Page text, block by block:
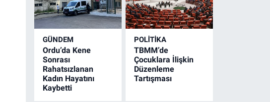
GÜNDEM
Ordu’da Kene
Sonrası
Rahatsızlanan
Kadın Hayatını
Kaybetti
POLİTİKA
TBMM’de
Çocuklara İlişkin
Düzenleme
Tartışması